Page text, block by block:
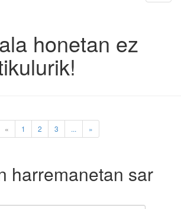
honetan ez
« 1 2 3 ... »
harremanetan sar